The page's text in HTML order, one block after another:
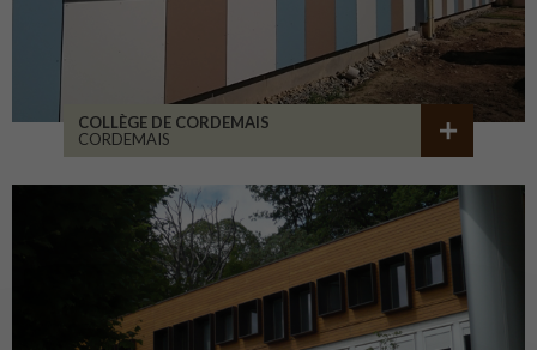
COLLÈGE DE CORDEMAIS
CORDEMAIS